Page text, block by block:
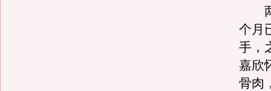
两
个月
手，
嘉欣
骨肉